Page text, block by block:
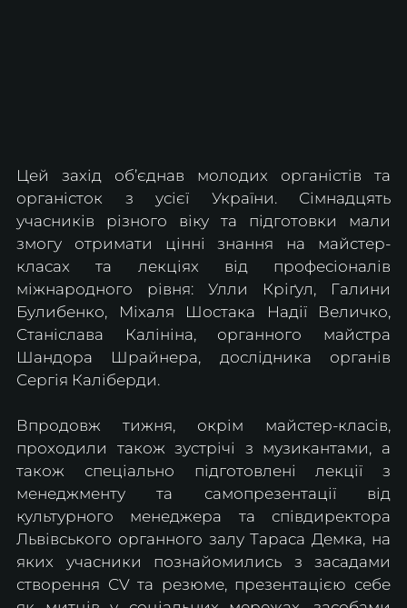
Цей захід об’єднав молодих органістів та
органісток з усієї України. Сімнадцять
учасників різного віку та підготовки мали
змогу отримати цінні знання на майстер-
класах та лекціях від професіоналів
міжнародного рівня: Улли Кріґул, Галини
Булибенко, Міхаля Шостака Надії Величко,
Станіслава Калініна, органного майстра
Шандора Шрайнера, дослідника органів
Сергія Каліберди.
Впродовж тижня, окрім майстер-класів,
проходили також зустрічі з музикантами, а
також спеціально підготовлені лекції з
менеджменту та самопрезентації від
культурного менеджера та співдиректора
Львівського органного залу Тараса Демка, на
яких учасники познайомились з засадами
створення СV та резюме, презентацією себе